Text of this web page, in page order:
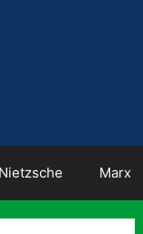
Nietzsche Marx